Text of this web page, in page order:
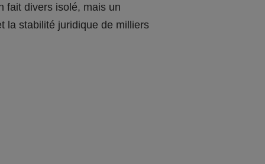
fait divers isolé, mais un
la stabilité juridique de milliers